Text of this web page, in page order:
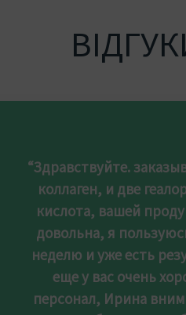
“Здравствуйте.
коллаген, и две
кислота, вашей
довольна, я
неделю и уже есть
еще у вас очень
персонал, Ирина